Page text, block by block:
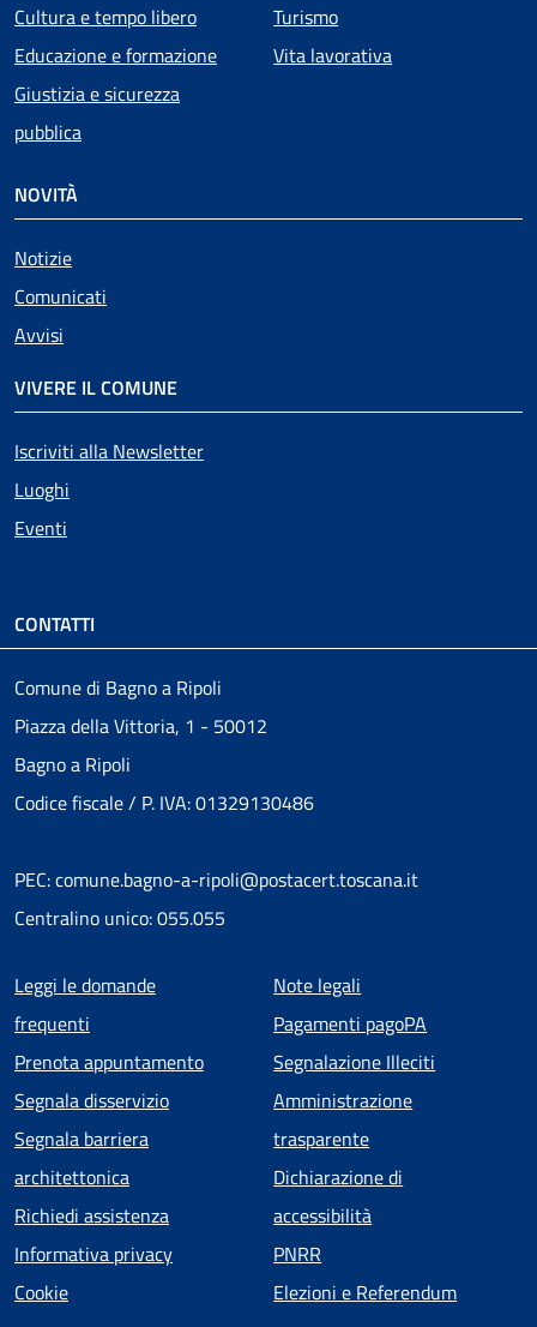
Cultura e tempo libero
Educazione e formazione
Giustizia e sicurezza
pubblica
Turismo
Vita lavorativa
NOVITÀ
Notizie
Comunicati
Avvisi
VIVERE IL COMUNE
Iscriviti alla Newsletter
Luoghi
Eventi
CONTATTI
Comune di Bagno a Ripoli
Piazza della Vittoria, 1 - 50012
Bagno a Ripoli
Codice fiscale / P. IVA: 01329130486
PEC: comune.bagno-a-ripoli@postacert.toscana.it
Centralino unico: 055.055
Menu piè di pagina
Leggi le domande
frequenti
Prenota appuntamento
Segnala disservizio
Segnala barriera
architettonica
Richiedi assistenza
Informativa privacy
Cookie
Note legali
Pagamenti pagoPA
Segnalazione Illeciti
Amministrazione
trasparente
Dichiarazione di
accessibilità
PNRR
Elezioni e Referendum